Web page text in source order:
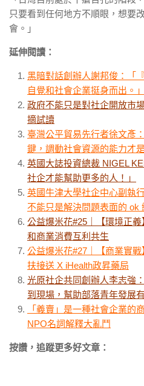
只要看到任何地方不順眼，想要
會。」
延伸閱讀：
黑暗對話創辦人謝邦俊：「
自覺和社會企業挺身而出。」
政府不能只是對社企開放市
摘試讀
臺灣公平貿易先行者徐文彥
鍵，調動社會資源的能力才
英國大誌投資總裁 NIGEL
社企才能幫助更多的人！」
英國牛津大學社企中心副執
不能只是解決問題表面的 ok
公益爆米花#25｜【環境正
和商業消費互利共生
公益爆米花#27｜【商業實
扶接送 X iHealth政昇藥局
光原社企共同創辦人李志強
到現場，幫助部落青年發展
「義賣」是一種社會企業的
NPO名詞解釋大亂鬥
按讚，追蹤更多好文章：